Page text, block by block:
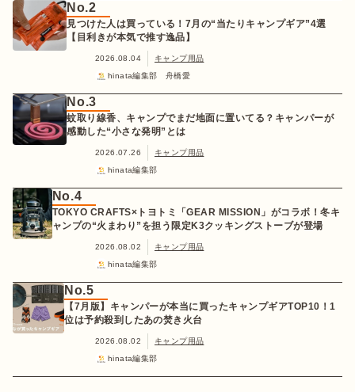
No.2
見つけた人は買っている！7月の“当たりキャンプギア”4選
【目利きが本気で推す逸品】
2026.08.04
キャンプ用品
hinata編集部 舟橋愛
No.3
蚊取り線香、キャンプでまだ地面に置いてる？キャンパーが
感動した“小さな発明”とは
2026.07.26
キャンプ用品
hinata編集部
No.4
TOKYO CRAFTS×トヨトミ「GEAR MISSION」がコラボ！冬キ
ャンプの“火まわり”を担う限定K3クッキングストーブが登場
2026.08.02
キャンプ用品
hinata編集部
No.5
【7月版】キャンパーが本当に買ったキャンプギアTOP10！1
位は予約殺到したあの焚き火台
2026.08.02
キャンプ用品
hinata編集部